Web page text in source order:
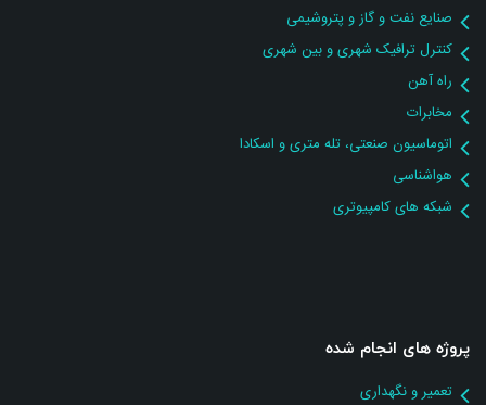
صنایع نفت و گاز و پتروشیمی
کنترل ترافیک شهری و بین شهری
راه آهن
مخابرات
اتوماسیون صنعتی، تله متری و اسکادا
هواشناسی
شبکه های کامپیوتری
پروژه های انجام شده
تعمیر و نگهداری